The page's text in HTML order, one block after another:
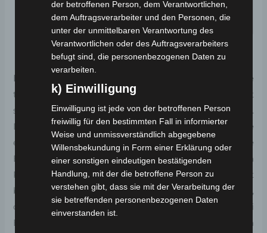
Sitzbank
Stoßdämpfe
r
Alufelgen
Hinweis:
Bedingt durch den Transport erfolgt eine
teilweise Vormontage des Fahrzeugs. Dieses befindet
sich sicher in einem Metallgestell, das kartoniert ist.
Der Kunde führt die vereinfachte Endmontage
eigenständig durch. Ein Aufbauvideo für diese
Endmontage steht zur Verfügung, um Ihnen den
Prozess zu erleichtern. Die gewöhnliche Aufbauzeit
beträgt etwa 45 Minuten, doch Sie können sicher sein,
dass unsere Techniker bereitstehen, um Ihnen bei
Bedarf tatkräftig zur Seite zu stehen. Wir bieten Ihnen
der betroffenen Person, dem Verantwortlichen,
dem Auftragsverarbeiter und den Personen, die
unter der unmittelbaren Verantwortung des
Verantwortlichen oder des Auftragsverarbeiters
befugt sind, die personenbezogenen Daten zu
verarbeiten.
k) Einwilligung
Einwilligung ist jede von der betroffenen Person
freiwillig für den bestimmten Fall in informierter
Weise und unmissverständlich abgegebene
Willensbekundung in Form einer Erklärung oder
einer sonstigen eindeutigen bestätigenden
Handlung, mit der die betroffene Person zu
verstehen gibt, dass sie mit der Verarbeitung der
sie betreffenden personenbezogenen Daten
einverstanden ist.